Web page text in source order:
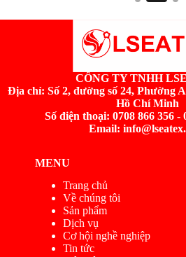
CÔNG TY TNHH
Địa chỉ: Số 2, đường số 24, Phường
Hồ Chí Minh
Số điện thoại: 0708 866 356 -
Email:
MENU
Trang chủ
Về chúng tôi
Sản phẩm
Dịch vụ
Cơ hội nghề nghiệp
Tin tức